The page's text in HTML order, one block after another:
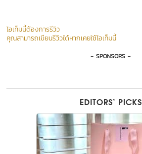
ไอเท็มนี้ต้องการรีวิว
คุณสามารถเขียนรีวิวได้หากเคยใช้ไอเท็มนี้
- SPONSORS -
EDITORS’ PICKS